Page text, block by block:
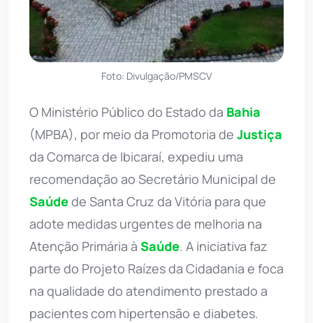
Foto: Divulgação/PMSCV
O Ministério Público do Estado da Bahia
(MPBA), por meio da Promotoria de Justiça
da Comarca de Ibicaraí, expediu uma
recomendação ao Secretário Municipal de
Saúdede Santa Cruz da Vitória para que
adote medidas urgentes de melhoria na
Atenção Primária à Saúde. A iniciativa faz
parte do Projeto Raízes da Cidadania e foca
na qualidade do atendimento prestado a
pacientes com hipertensão e diabetes.